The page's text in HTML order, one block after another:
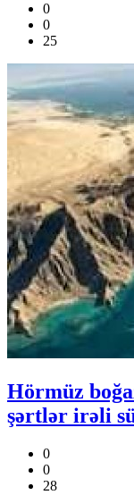
0
0
25
Hörmüz
şərtlər irəli
0
0
28